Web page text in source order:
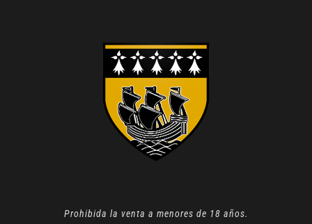
Prohibida la venta a menores de 18 años.